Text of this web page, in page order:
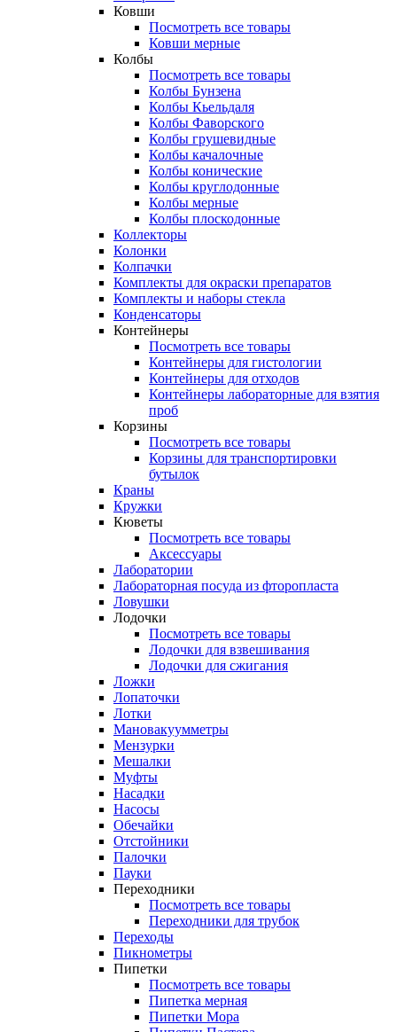
Ковши
Посмотреть все товары
Ковши мерные
Колбы
Посмотреть все товары
Колбы Бунзена
Колбы Кьельдаля
Колбы Фаворского
Колбы грушевидные
Колбы качалочные
Колбы конические
Колбы круглодонные
Колбы мерные
Колбы плоскодонные
Коллекторы
Колонки
Колпачки
Комплекты для окраски препаратов
Комплекты и наборы стекла
Конденсаторы
Контейнеры
Посмотреть все товары
Контейнеры для гистологии
Контейнеры для отходов
Контейнеры лабораторные для взятия
проб
Корзины
Посмотреть все товары
Корзины для транспортировки
бутылок
Краны
Кружки
Кюветы
Посмотреть все товары
Аксессуары
Лаборатории
Лабораторная посуда из фторопласта
Ловушки
Лодочки
Посмотреть все товары
Лодочки для взвешивания
Лодочки для сжигания
Ложки
Лопаточки
Лотки
Мановакуумметры
Мензурки
Мешалки
Муфты
Насадки
Насосы
Обечайки
Отстойники
Палочки
Пауки
Переходники
Посмотреть все товары
Переходники для трубок
Переходы
Пикнометры
Пипетки
Посмотреть все товары
Пипетка мерная
Пипетки Мора